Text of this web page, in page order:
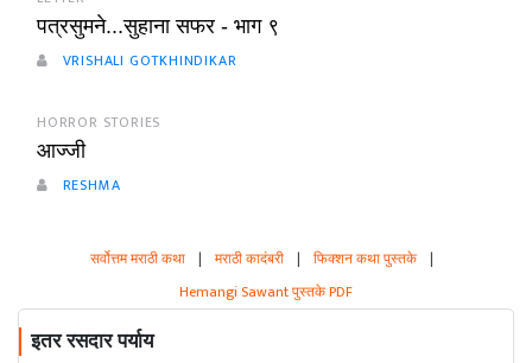
पत्रसुमने...सुहाना सफर - भाग ९
VRISHALI GOTKHINDIKAR
HORROR STORIES
आज्जी
RESHMA
सर्वोत्तम मराठी कथा | मराठी कादंबरी | फिक्शन कथा पुस्तके |
Hemangi Sawant पुस्तके PDF
इतर रसदार पर्याय